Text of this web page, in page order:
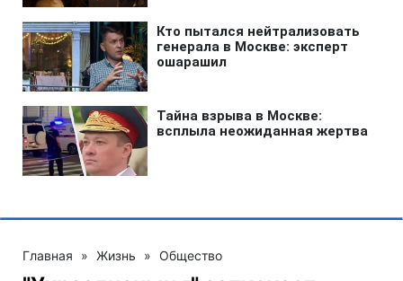
Главная » Жизнь » Общество